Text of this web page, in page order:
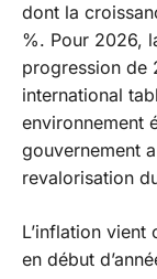
dont la
%. Pour 2026,
progression de
international
environnement
gouvernement
revalorisation
L’inflation
en début